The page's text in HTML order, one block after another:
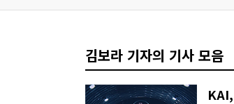
김보라 기자의 기사 모음